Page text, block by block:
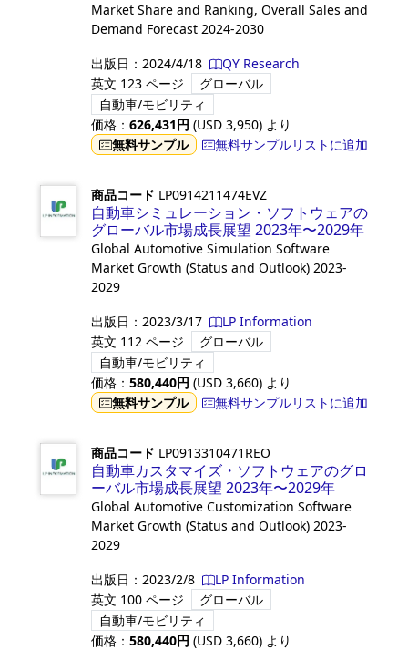
Market Share and Ranking, Overall Sales and
Demand Forecast 2024-2030
出版日： 2024/4/18
QY Research
英文 123 ページ
グローバル
自動車/モビリティ
価格： 626,431円 (USD 3,950) より
無料サンプル
無料サンプルリストに追加
商品コード LP0914211474EVZ
自動車シミュレーション・ソフトウェアの
グローバル市場成長展望 2023年〜2029年
Global Automotive Simulation Software
Market Growth (Status and Outlook) 2023-
2029
出版日： 2023/3/17
LP Information
英文 112 ページ
グローバル
自動車/モビリティ
価格： 580,440円 (USD 3,660) より
無料サンプル
無料サンプルリストに追加
商品コード LP0913310471REO
自動車カスタマイズ・ソフトウェアのグロ
ーバル市場成長展望 2023年〜2029年
Global Automotive Customization Software
Market Growth (Status and Outlook) 2023-
2029
出版日： 2023/2/8
LP Information
英文 100 ページ
グローバル
自動車/モビリティ
価格： 580,440円 (USD 3,660) より